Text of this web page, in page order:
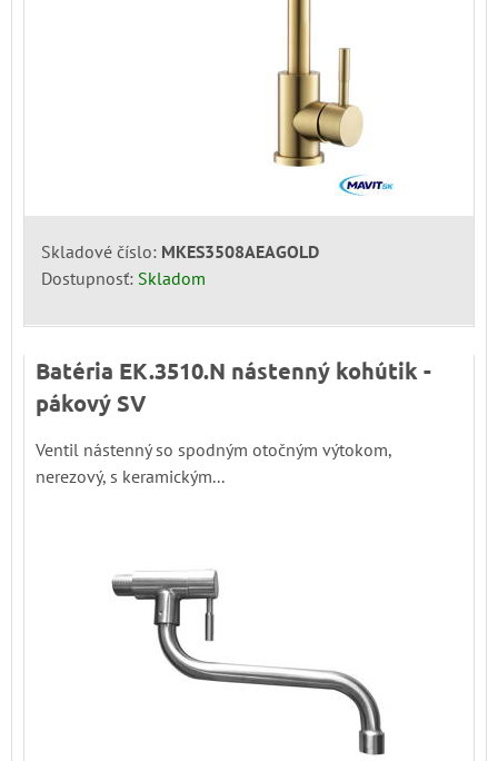
Skladové číslo: MKES3508AEAGOLD
Dostupnosť: Skladom
Batéria EK.3510.N nástenný kohútik -
pákový SV
Ventil nástenný so spodným otočným výtokom,
nerezový, s keramickým...